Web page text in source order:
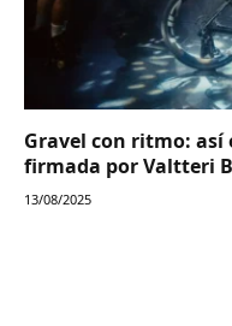
Gravel con ritmo: así
firmada por Valtteri
13/08/2025